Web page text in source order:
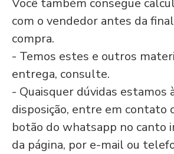
Você também consegue
com o vendedor antes da
compra.
- Temos estes e outros
entrega, consulte.
- Quaisquer dúvidas estamos
disposição, entre em contato
botão do whatsapp no canto
da página, por e-mail ou